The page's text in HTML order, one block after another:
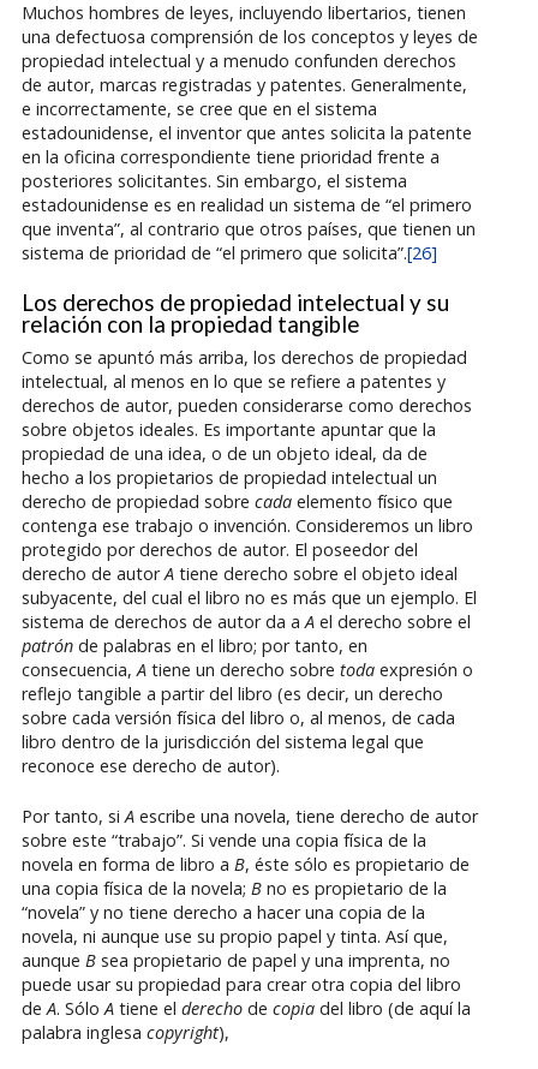
Muchos hombres de leyes, incluyendo libertarios, tienen
una defectuosa comprensión de los conceptos y leyes de
propiedad intelectual y a menudo confunden derechos
de autor, marcas registradas y patentes. Generalmente,
e incorrectamente, se cree que en el sistema
estadounidense, el inventor que antes solicita la patente
en la oficina correspondiente tiene prioridad frente a
posteriores solicitantes. Sin embargo, el sistema
estadounidense es en realidad un sistema de “el primero
que inventa”, al contrario que otros países, que tienen un
sistema de prioridad de “el primero que solicita”.[26]
Los derechos de propiedad intelectual y su
relación con la propiedad tangible
Como se apuntó más arriba, los derechos de propiedad
intelectual, al menos en lo que se refiere a patentes y
derechos de autor, pueden considerarse como derechos
sobre objetos ideales. Es importante apuntar que la
propiedad de una idea, o de un objeto ideal, da de
hecho a los propietarios de propiedad intelectual un
derecho de propiedad sobre cadaelemento físico que
contenga ese trabajo o invención. Consideremos un libro
protegido por derechos de autor. El poseedor del
derecho de autorAtiene derecho sobre el objeto ideal
subyacente, del cual el libro no es más que un ejemplo. El
sistema de derechos de autor da aAel derecho sobre el
patrónde palabras en el libro; por tanto, en
consecuencia,Atiene un derecho sobre todaexpresión o
reflejo tangible a partir del libro (es decir, un derecho
sobre cada versión física del libro o, al menos, de cada
libro dentro de la jurisdicción del sistema legal que
reconoce ese derecho de autor).
Por tanto, si Aescribe una novela, tiene derecho de autor
sobre este “trabajo”. Si vende una copia física de la
novela en forma de libro a B, éste sólo es propietario de
una copia física de la novela; Bno es propietario de la
“novela” y no tiene derecho a hacer una copia de la
novela, ni aunque use su propio papel y tinta. Así que,
aunque Bsea propietario de papel y una imprenta, no
puede usar su propiedad para crear otra copia del libro
de A. Sólo Atiene el derechode copiadel libro (de aquí la
palabra inglesa copyright),